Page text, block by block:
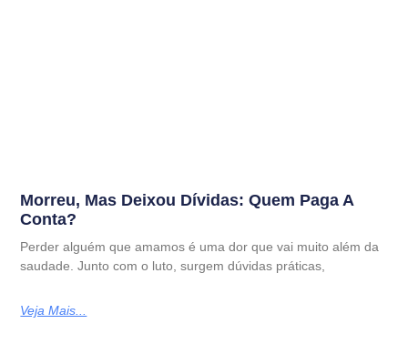
Morreu, Mas Deixou Dívidas: Quem Paga A
Conta?
Perder alguém que amamos é uma dor que vai muito além da
saudade. Junto com o luto, surgem dúvidas práticas,
Veja Mais...